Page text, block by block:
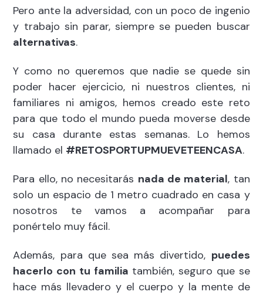
Pero ante la adversidad, con un poco de ingenio
y trabajo sin parar, siempre se pueden buscar
alternativas.
Y como no queremos que nadie se quede sin
poder hacer ejercicio, ni nuestros clientes, ni
familiares ni amigos, hemos creado este reto
para que todo el mundo pueda moverse desde
su casa durante estas semanas. Lo hemos
llamado el #RETOSPORTUPMUEVETEENCASA.
Para ello, no necesitarás nada de material, tan
solo un espacio de 1 metro cuadrado en casa y
nosotros te vamos a acompañar para
ponértelo muy fácil.
Además, para que sea más divertido, puedes
hacerlo con tu familia también, seguro que se
hace más llevadero y el cuerpo y la mente de